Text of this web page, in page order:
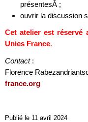
présentesÂ ;
ouvrir la discussion
Cet atelier est réservé
Unies France.
Contact:
Florence
france.org
Publié le 11 avril 2024